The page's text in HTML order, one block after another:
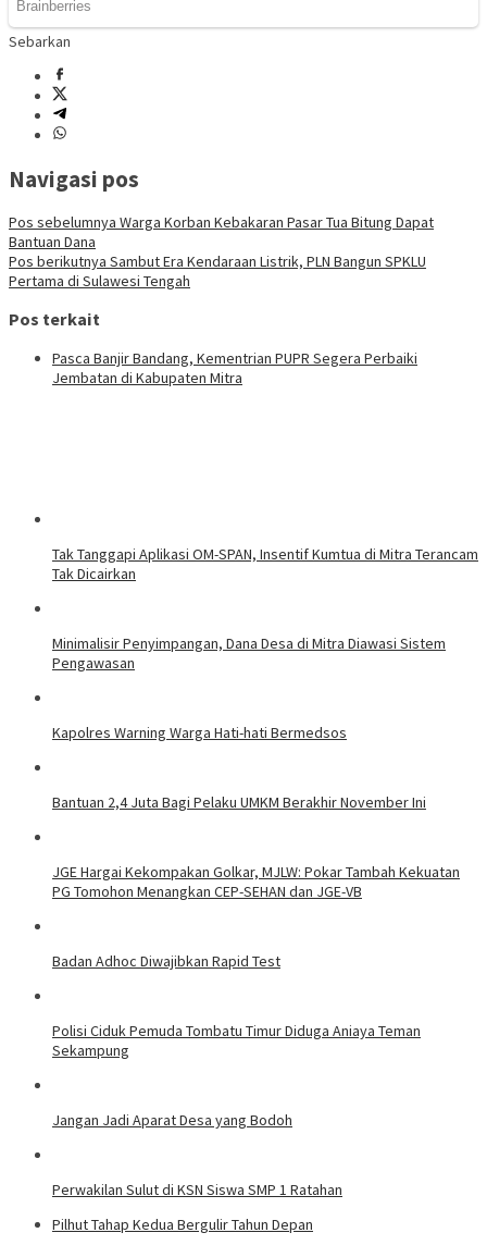
Sebarkan
Navigasi pos
Pos sebelumnya Warga Korban Kebakaran Pasar Tua Bitung Dapat
Bantuan Dana
Pos berikutnya Sambut Era Kendaraan Listrik, PLN Bangun SPKLU
Pertama di Sulawesi Tengah
Pos terkait
Pasca Banjir Bandang, Kementrian PUPR Segera Perbaiki
Jembatan di Kabupaten Mitra
Tak Tanggapi Aplikasi OM-SPAN, Insentif Kumtua di Mitra Terancam
Tak Dicairkan
Minimalisir Penyimpangan, Dana Desa di Mitra Diawasi Sistem
Pengawasan
Kapolres Warning Warga Hati-hati Bermedsos
Bantuan 2,4 Juta Bagi Pelaku UMKM Berakhir November Ini
JGE Hargai Kekompakan Golkar, MJLW: Pokar Tambah Kekuatan
PG Tomohon Menangkan CEP-SEHAN dan JGE-VB
Badan Adhoc Diwajibkan Rapid Test
Polisi Ciduk Pemuda Tombatu Timur Diduga Aniaya Teman
Sekampung
Jangan Jadi Aparat Desa yang Bodoh
Perwakilan Sulut di KSN Siswa SMP 1 Ratahan
Pilhut Tahap Kedua Bergulir Tahun Depan